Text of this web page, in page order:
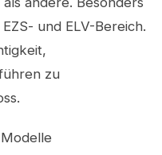
und ELV-Bereich.
zu